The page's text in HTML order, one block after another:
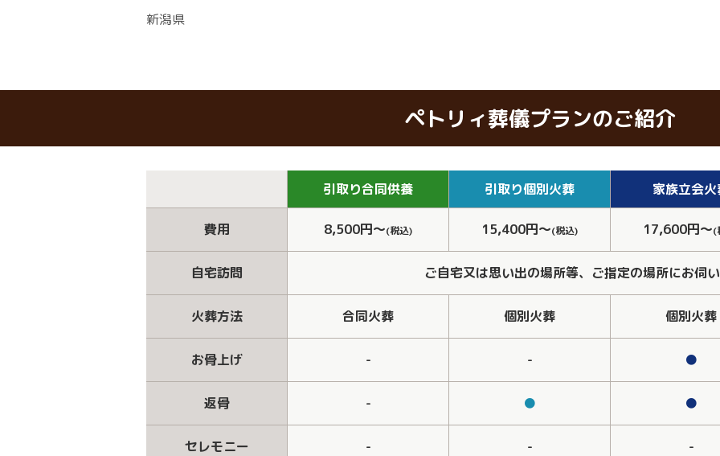
新潟県
ペトリィ葬儀プランのご紹介
引取り合同供養 引取り個別火葬 家族立会
費用 8,500円～(税込) 15,400円～(税込) 17,600円～(
自宅訪問 ご自宅又は思い出の場所等、ご指定の場所にお伺
火葬方法 合同火葬 個別火葬 個別火葬
お骨上げ - - ●
返骨 - ● ●
セレモニー - - -